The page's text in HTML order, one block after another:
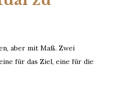
aber mit Maß. Zwei
für das Ziel, eine für die